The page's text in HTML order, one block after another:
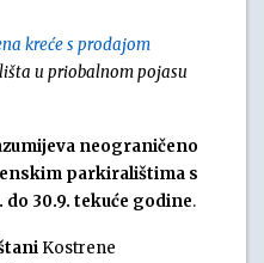
kreće s prodajom
u priobalnom pojasu
neograničeno
parkiralištima s
30.9. tekuće godine.
Kostrene